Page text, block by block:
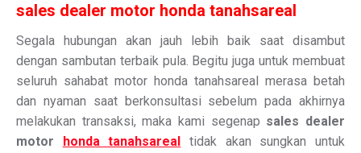
sales dealer motor honda tanahsareal
Segala hubungan akan jauh lebih baik saat disambut
dengan sambutan terbaik pula. Begitu juga untuk membuat
seluruh sahabat motor honda tanahsareal merasa betah
dan nyaman saat berkonsultasi sebelum pada akhirnya
melakukan transaksi, maka kami segenap sales dealer
motor
honda tanahsareal
tidak akan sungkan untuk